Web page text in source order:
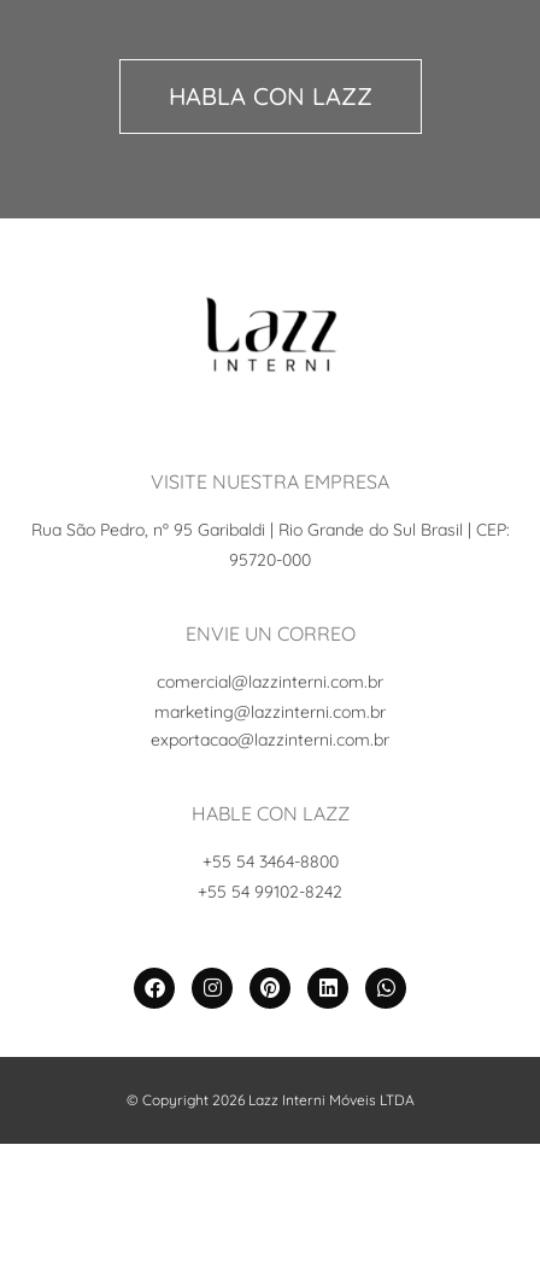
HABLA CON LAZZ
VISITE NUESTRA EMPRESA
Rua São Pedro, nº 95 Garibaldi | Rio Grande do Sul Brasil | CEP:
95720-000
ENVIE UN CORREO
comercial@lazzinterni.com.br
marketing@lazzinterni.com.br
exportacao@lazzinterni.com.br
HABLE CON LAZZ
+55 54 3464-8800
+55 54 99102-8242
© Copyright 2026 Lazz Interni Móveis LTDA